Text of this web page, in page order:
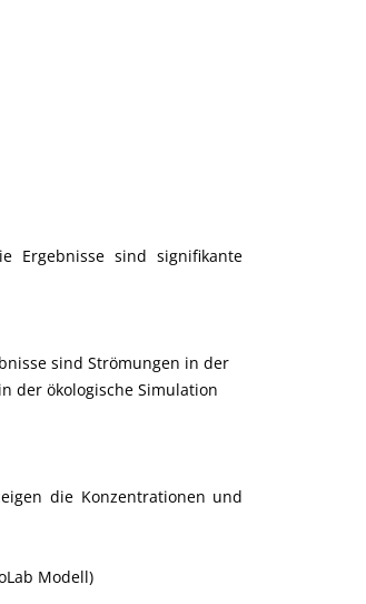
Ergebnisse sind signifikante
sind Strömungen in der
der ökologische Simulation
die Konzentrationen und
Modell)